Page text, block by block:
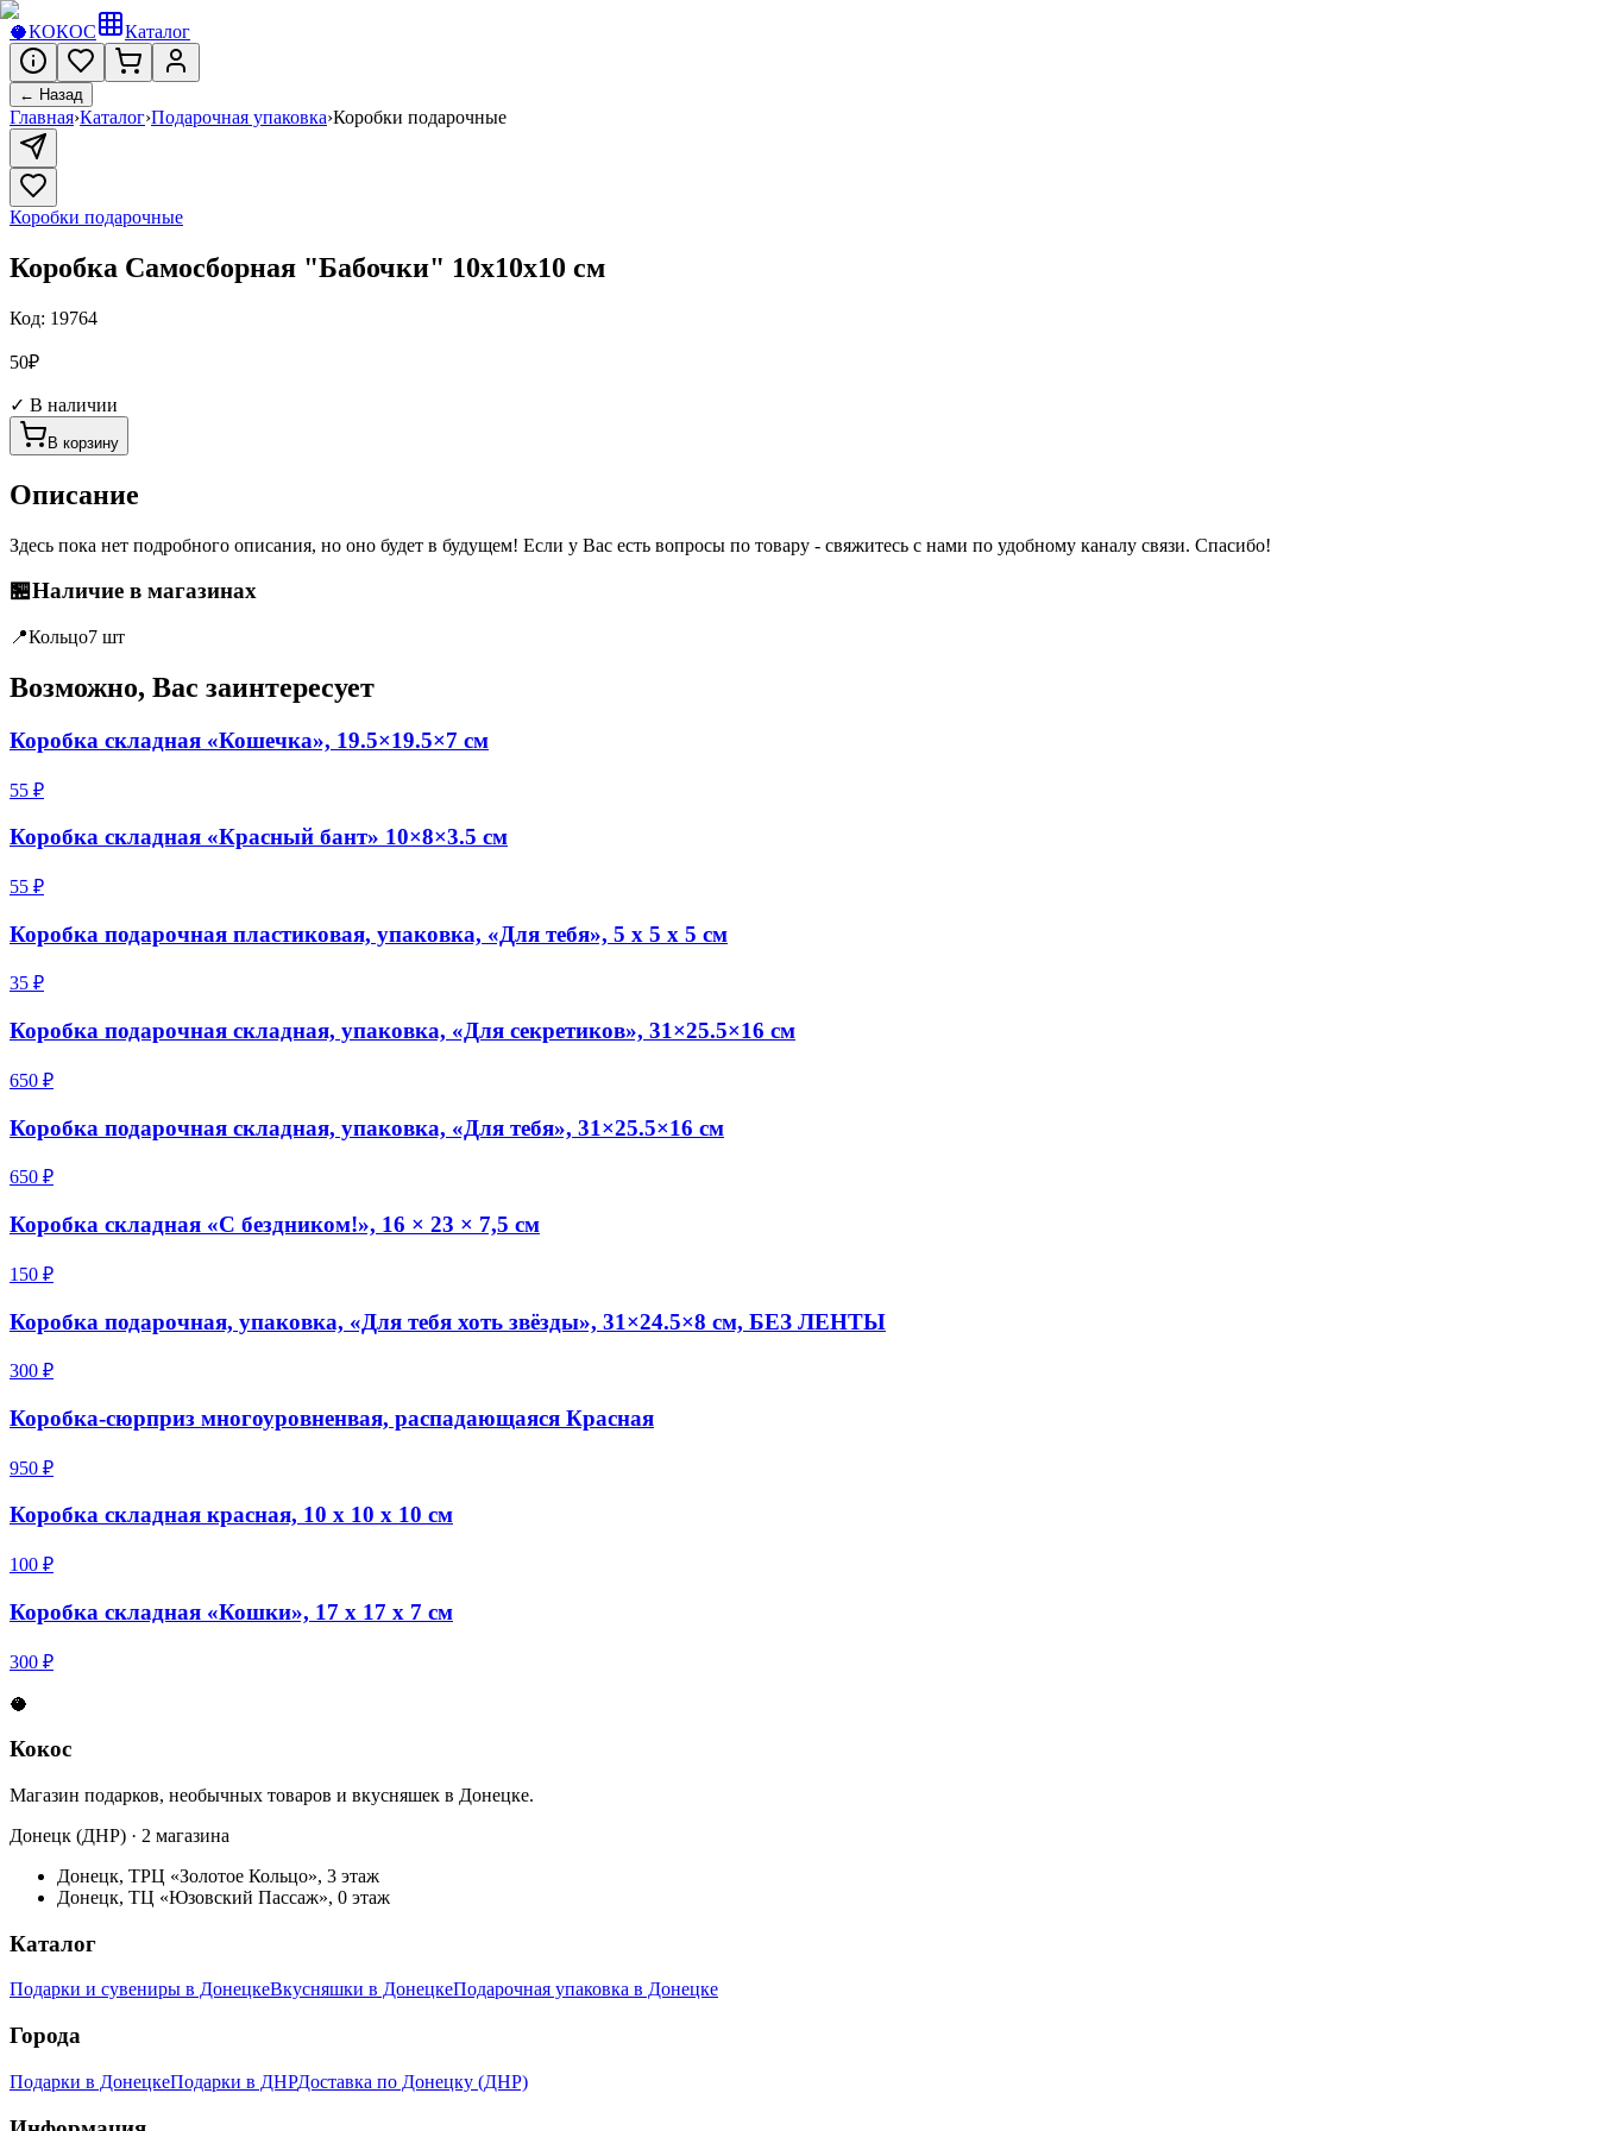
🥥КОКОС Каталог
← Назад
Главная›Каталог›Подарочная упаковка›Коробки подарочные
Коробки подарочные
Коробка Самосборная "Бабочки" 10х10х10 см
Код: 19764
50₽
✓ В наличии
В корзину
Описание
Здесь пока нет подробного описания, но оно будет в будущем! Если у Вас есть вопросы по товару - свяжитесь с нами по удобному каналу связи. Спасибо!
🏪Наличие в магазинах
📍Кольцо7 шт
Возможно, Вас заинтересует
Коробка складная «Кошечка», 19.5×19.5×7 см
55 ₽
Коробка складная «Красный бант» 10×8×3.5 см
55 ₽
Коробка подарочная пластиковая, упаковка, «Для тебя», 5 х 5 х 5 см
35 ₽
Коробка подарочная складная, упаковка, «Для секретиков», 31×25.5×16 см
650 ₽
Коробка подарочная складная, упаковка, «Для тебя», 31×25.5×16 см
650 ₽
Коробка складная «С бездником!», 16 × 23 × 7,5 см
150 ₽
Коробка подарочная, упаковка, «Для тебя хоть звёзды», 31×24.5×8 см, БЕЗ ЛЕНТЫ
300 ₽
Коробка-сюрприз многоуровненвая, распадающаяся Красная
950 ₽
Коробка складная красная, 10 х 10 х 10 см
100 ₽
Коробка складная «Кошки», 17 х 17 х 7 см
300 ₽
🥥
Кокос
Магазин подарков, необычных товаров и вкусняшек в Донецке.
Донецк (ДНР) · 2 магазина
Донецк, ТРЦ «Золотое Кольцо», 3 этаж
Донецк, ТЦ «Юзовский Пассаж», 0 этаж
Каталог
Подарки и сувениры в ДонецкеВкусняшки в ДонецкеПодарочная упаковка в Донецке
Города
Подарки в ДонецкеПодарки в ДНРДоставка по Донецку (ДНР)